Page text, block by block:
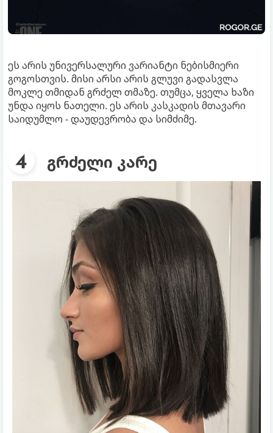
ეს არის უნივერსალური ვარიანტი ნებისმიერი
გოგოსთვის. მისი არსი არის გლუვი გადასვლა
მოკლე თმიდან გრძელ თმაზე. თუმცა, ყველა ხაზი
უნდა იყოს ნათელი. ეს არის კასკადის მთავარი
საიდუმლო - დაუდევრობა და სიმძიმე.
გრძელი კარე